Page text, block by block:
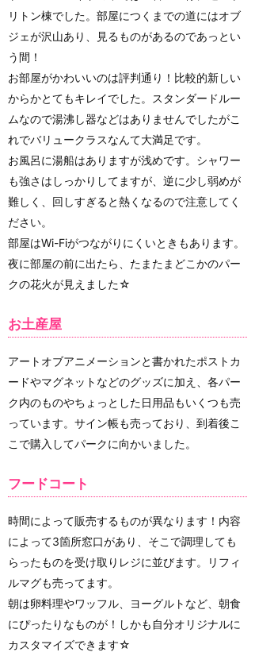
リトン棟でした。部屋につくまでの道にはオブ
ジェが沢山あり、見るものがあるのであっとい
う間！
お部屋がかわいいのは評判通り！比較的新しい
からかとてもキレイでした。スタンダードルー
ムなので湯沸し器などはありませんでしたがこ
れでバリュークラスなんて大満足です。
お風呂に湯船はありますが浅めです。シャワー
も強さはしっかりしてますが、逆に少し弱めが
難しく、回しすぎると熱くなるので注意してく
ださい。
部屋はWi-Fiがつながりにくいときもあります。
夜に部屋の前に出たら、たまたまどこかのパー
クの花火が見えました☆
お土産屋
アートオブアニメーションと書かれたポストカ
ードやマグネットなどのグッズに加え、各パー
ク内のものやちょっとした日用品もいくつも売
っています。サイン帳も売っており、到着後こ
こで購入してパークに向かいました。
フードコート
時間によって販売するものが異なります！内容
によって3箇所窓口があり、そこで調理しても
らったものを受け取りレジに並びます。リフィ
ルマグも売ってます。
朝は卵料理やワッフル、ヨーグルトなど、朝食
にぴったりなものが！しかも自分オリジナルに
カスタマイズできます☆